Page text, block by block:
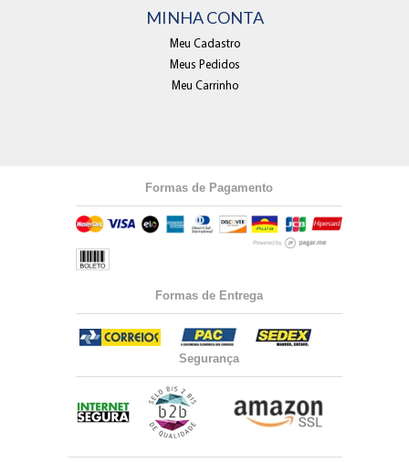
MINHA CONTA
Meu Cadastro
Meus Pedidos
Meu Carrinho
Formas de Pagamento
Formas de Entrega
Segurança